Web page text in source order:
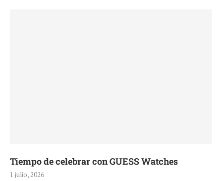
Tiempo de celebrar con GUESS Watches
1 julio, 2026